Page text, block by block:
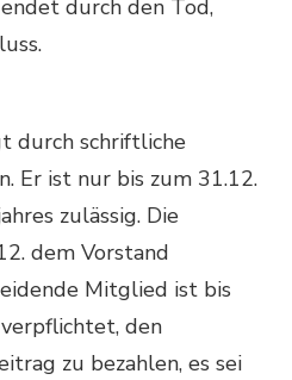
durch den Tod,
durch schriftliche
Er ist nur bis zum 31.12.
zulässig. Die
dem Vorstand
Mitglied ist bis
den
zu bezahlen, es sei